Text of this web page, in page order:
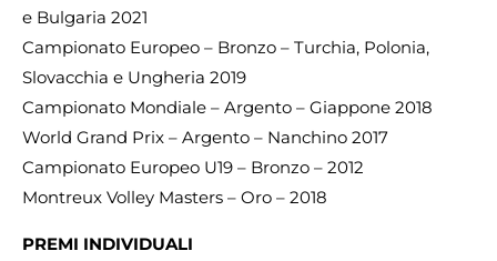
e Bulgaria 2021
Campionato Europeo – Bronzo – Turchia, Polonia,
Slovacchia e Ungheria 2019
Campionato Mondiale – Argento – Giappone 2018
World Grand Prix – Argento – Nanchino 2017
Campionato Europeo U19 – Bronzo – 2012
Montreux Volley Masters – Oro – 2018
PREMI INDIVIDUALI